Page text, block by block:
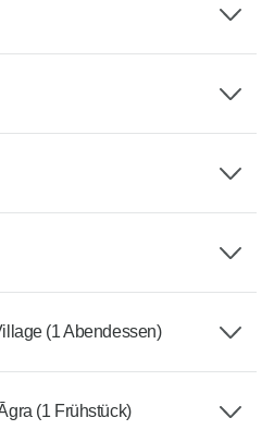
(1 Abendessen)
(1 Frühstück)